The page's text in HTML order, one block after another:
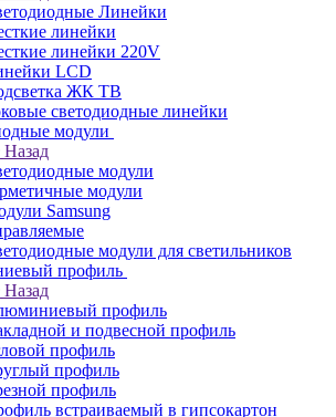
Линейки
линейки
линейки 220V
LCD
ЖК ТВ
светодиодные линейки
модули
Назад
модули
модули
Samsung
модули для светильников
профиль
Назад
профиль
и подвесной профиль
профиль
профиль
профиль
встраиваемый в гипсокартон